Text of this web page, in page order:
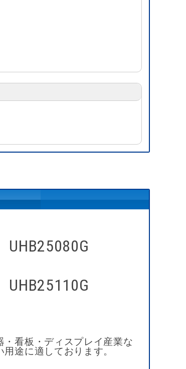
看板・ディスプレイ産業な
途に適しております。